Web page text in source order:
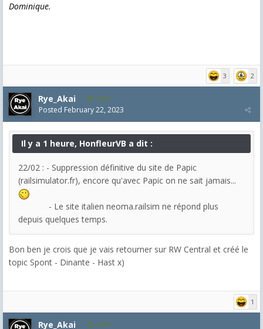
Dominique.
3 2
Rye_Akai 1,077
Posted February 22, 2023
Il y a 1 heure, HonfleurVB a dit :
22/02 : - Suppression définitive du site de Papic
(railsimulator.fr), encore qu'avec Papic on ne sait jamais...
- Le site italien neoma.railsim ne répond plus
depuis quelques temps.
Bon ben je crois que je vais retourner sur RW Central et créé le
topic Spont - Dinante - Hast x)
1
Rye_Akai 1,077